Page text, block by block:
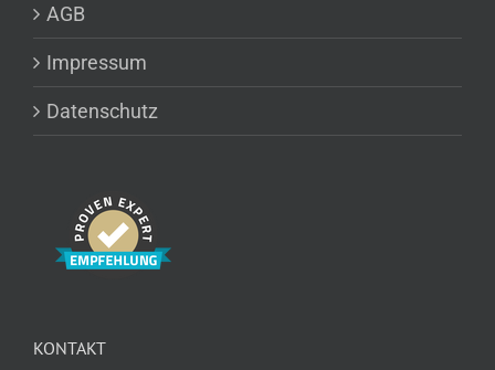
AGB
Impressum
Datenschutz
KONTAKT